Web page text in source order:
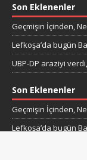
Son Eklenenler
Geçmişin İçinden,
Lefkoşa’da bugün
UBP-DP araziyi
Son Eklenenler
Geçmişin İçinden,
Lefkoşa’da bugün